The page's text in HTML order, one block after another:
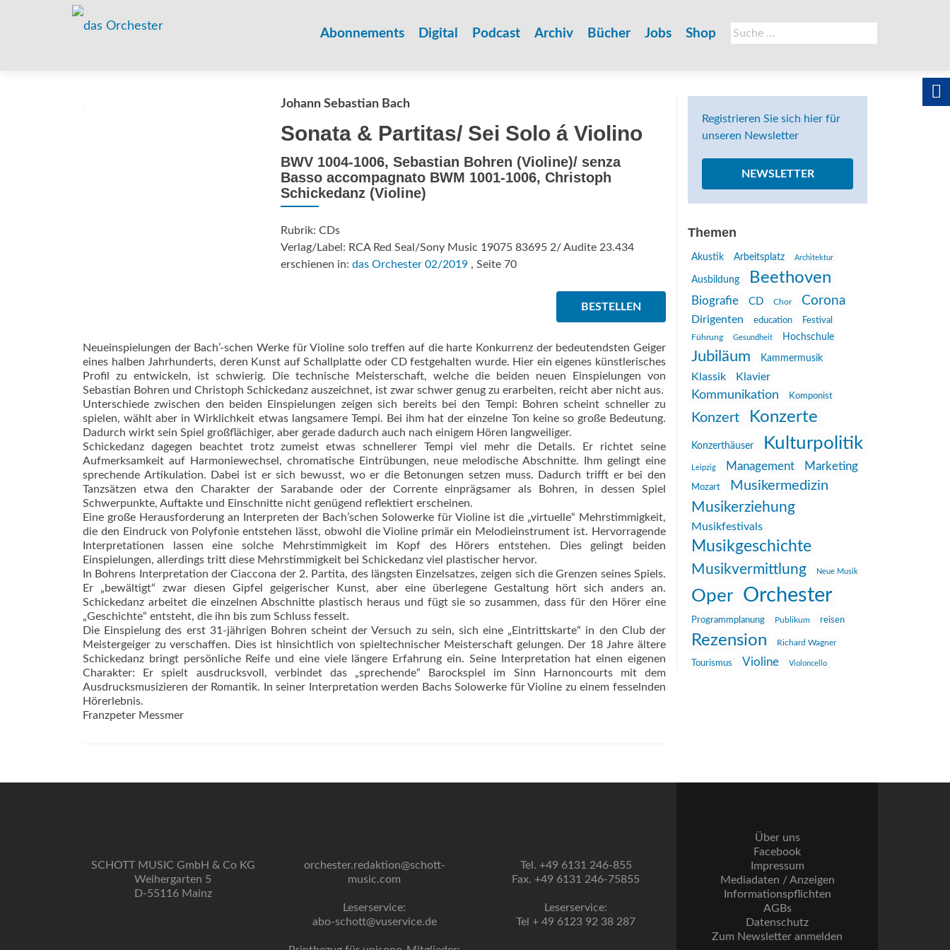
Suche
nach:
Abonnements Digital Podcast Archiv Bücher Jobs Shop
Johann Sebastian Bach
Sonata & Partitas/ Sei Solo á Violino
BWV 1004-1006, Sebastian Bohren (Violine)/ senza
Basso accompagnato BWM 1001-1006, Christoph
Schickedanz (Violine)
Rubrik: CDs
Verlag/Label: RCA Red Seal/Sony Music 19075 83695 2/ Audite 23.434
erschienen in: das Orchester 02/2019, Seite 70
BESTELLEN
Neueinspielungen der Bach’-schen Werke für Violine solo treffen auf die harte Konkurrenz der bedeutendsten Geiger
eines halben Jahrhunderts, deren Kunst auf Schallplatte oder CD festgehalten wurde. Hier ein eigenes künstlerisches
Profil zu entwickeln, ist schwierig. Die technische Meisterschaft, welche die beiden neuen Einspielungen von
Sebastian Bohren und Christoph Schickedanz auszeichnet, ist zwar schwer genug zu erarbeiten, reicht aber nicht aus.
Unterschiede zwischen den beiden Einspielungen zeigen sich bereits bei den Tempi: Bohren scheint schneller zu
spielen, wählt aber in Wirklichkeit etwas langsamere Tempi. Bei ihm hat der einzelne Ton keine so große Bedeutung.
Dadurch wirkt sein Spiel großflächiger, aber gerade dadurch auch nach einigem Hören langweiliger.
Schickedanz dagegen beachtet trotz zumeist etwas schnellerer Tempi viel mehr die Details. Er richtet seine
Aufmerksamkeit auf Harmoniewechsel, chromatische Eintrübungen, neue melodische Abschnitte. Ihm gelingt eine
sprechende Artikulation. Dabei ist er sich bewusst, wo er die Betonungen setzen muss. Dadurch trifft er bei den
Tanzsätzen etwa den Charakter der Sarabande oder der Corrente einprägsamer als Bohren, in dessen Spiel
Schwerpunkte, Auftakte und Einschnitte nicht genügend reflektiert erscheinen.
Eine große Herausforderung an Interpreten der Bach’schen Solowerke für Violine ist die „virtuelle“ Mehrstimmigkeit,
die den Eindruck von Polyfonie entstehen lässt, obwohl die Violine primär ein Melodieinstrument ist. Hervorragende
Interpretationen lassen eine solche Mehrstimmigkeit im Kopf des Hörers entstehen. Dies gelingt beiden
Einspielungen, allerdings tritt diese Mehrstimmigkeit bei Schickedanz viel plastischer hervor.
In Bohrens Interpretation der Ciaccona der 2. Partita, des längsten Einzelsatzes, zeigen sich die Grenzen seines Spiels.
Er „bewältigt“ zwar diesen Gipfel geigerischer Kunst, aber eine überlegene Gestaltung hört sich anders an.
Schickedanz arbeitet die einzelnen Abschnitte plastisch heraus und fügt sie so zusammen, dass für den Hörer eine
„Geschichte“ entsteht, die ihn bis zum Schluss fesselt.
Die Einspielung des erst 31-jährigen Bohren scheint der Versuch zu sein, sich eine „Eintrittskarte“ in den Club der
Meistergeiger zu verschaffen. Dies ist hinsichtlich von spieltechnischer Meisterschaft gelungen. Der 18 Jahre ältere
Schickedanz bringt persönliche Reife und eine viele längere Erfahrung ein. Seine Interpretation hat einen eigenen
Charakter: Er spielt ausdrucksvoll, verbindet das „sprechende“ Barockspiel im Sinn Harnoncourts mit dem
Ausdrucksmusizieren der Romantik. In seiner Interpretation werden Bachs Solowerke für Violine zu einem fesselnden
Hörerlebnis.
Franzpeter Messmer
Registrieren Sie sich hier für
unseren Newsletter
NEWSLETTER
Themen
Akustik Arbeitsplatz Architektur
Ausbildung Beethoven
Biografie CD Chor Corona
Dirigenten education
Festival
Führung
Gesundheit Hochschule
Jubiläum Kammermusik
Klassik Klavier
Kommunikation Komponist
Konzert Konzerte
Konzerthäuser Kulturpolitik
Leipzig Management Marketing
Mozart Musikermedizin
Musikerziehung
Musikfestivals
Musikgeschichte
Musikvermittlung Neue Musik
Oper Orchester
Programmplanung Publikum reisen
Rezension Richard Wagner
Tourismus Violine Violoncello
SCHOTT MUSIC GmbH & Co KG
Weihergarten 5
D-55116 Mainz
orchester.redaktion@schott-
music.com
Leserservice:
abo-schott@vuservice.de
Tel. +49 6131 246-855
Fax. +49 6131 246-75855
Leserservice:
Tel + 49 6123 92 38 287
Über uns
Facebook
Impressum
Mediadaten / Anzeigen
Informationspflichten
AGBs
Datenschutz
Zum Newsletter anmelden